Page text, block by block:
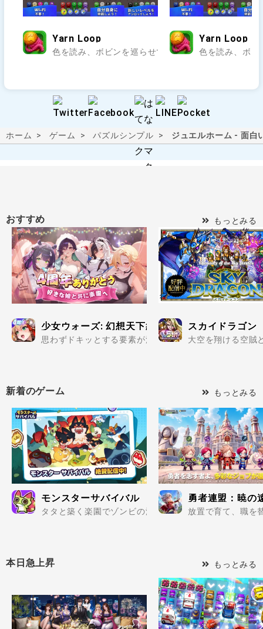
Yarn Loop
色を読み、ボビンを巡らせて編み模様を完成させよう
Yarn Loop
色を読み、ボビ
ホーム ゲーム パズルシンプル ジュエルホーム - 面白
おすすめ もっとみる
少女ウォーズ: 幻想天下統一戦
思わずドキッとする要素が満載の美少女だらけで楽し
スカイドラゴン
大空を翔ける空賊
新着のゲーム もっとみる
モンスターサバイバル
タタと築く楽園でゾンビの波を迎え撃て..
勇者連盟：暁の
放置で育て、職を
本日急上昇 もっとみる